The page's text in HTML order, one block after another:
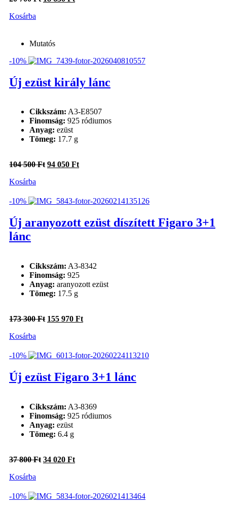
Kosárba
Mutatós
-10%
Új ezüst király lánc
Cikkszám: A3-E8507
Finomság: 925 ródiumos
Anyag: ezüst
Tömeg: 17.7 g
104 500Ft Original
500 Ft.
94 050 FtCurrent
050 Ft.
Kosárba
-10%
Új aranyozott ezüst díszített Figaro 3+1
lánc
Cikkszám: A3-8342
Finomság: 925
Anyag: aranyozott ezüst
Tömeg: 17.5 g
173 300Ft Original
300 Ft.
155 970 FtCurrent
970 Ft.
Kosárba
-10%
Új ezüst Figaro 3+1 lánc
Cikkszám: A3-8369
Finomság: 925 ródiumos
Anyag: ezüst
Tömeg: 6.4 g
37 800Ft Original
800 Ft.
34 020 FtCurrent
020 Ft.
Kosárba
-10%